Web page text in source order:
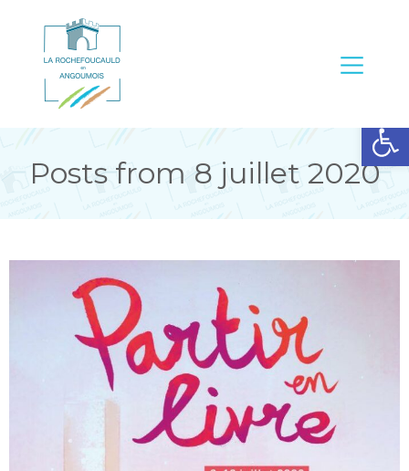
Ouvrir la barre d’outils
Posts from 8 juillet 2020